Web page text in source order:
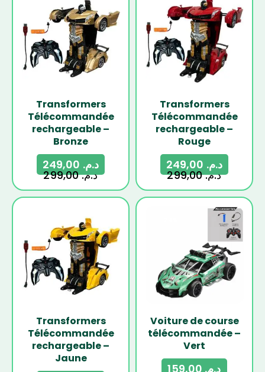
Transformers
Télécommandée
rechargeable –
Bronze
د.م.299,00
د.م.
Transformers
Télécommandée
rechargeable –
Rouge
د.م.299,00
د.م.
Transformers
Télécommandée
rechargeable –
Jaune
Voiture de course
télécommandée –
Vert
د.م.